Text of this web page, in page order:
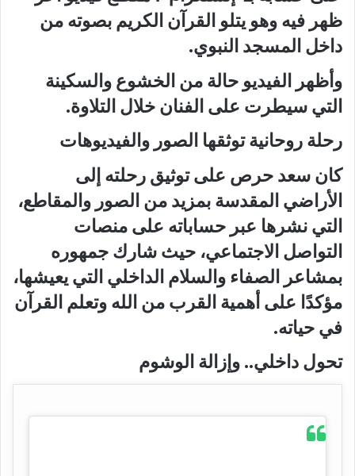
ظهر فيه وهو يتلو القرآن الكريم بصوته من
داخل المسجد النبوي.
وأظهر الفيديو حالة من الخشوع والسكينة
التي سيطرت على الفنان خلال التلاوة.
رحلة روحانية توثقها الصور والفيديوهات
كان سعد حرص على توثيق رحلته إلى
الأراضي المقدسة بمزيد من الصور والمقاطع،
التي نشرها عبر حساباته على منصات
التواصل الاجتماعي، حيث شارك جمهوره
بمشاعر الصفاء والسلام الداخلي التي يعيشها،
مؤكدًا على أهمية القرب من الله وتعلم القرآن
في حياته.
تحول داخلي.. وإزالة الوشوم